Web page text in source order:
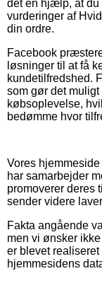
det en hjælp, at du
vurderinger af
din ordre.
Facebook
løsninger til at få
kundetilfredshed.
som gør det
købsoplevelse,
bedømme hvor
Vores
har samarbejder
promoverer deres
sender videre
Fakta angående
men vi ønsker
er blevet
hjemmesidens